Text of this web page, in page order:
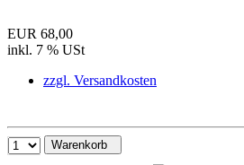
EUR 68,00
inkl. 7 % USt
zzgl. Versandkosten
Warenkorb